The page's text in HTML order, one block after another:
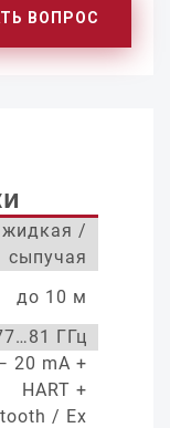
ВОПРОС
жидкая /
сыпучая
до 10 м
ГГц
20 mA +
HART +
/ Ex